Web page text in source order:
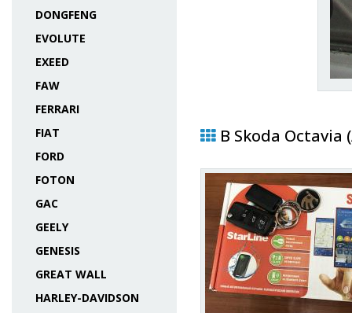
DONGFENG
EVOLUTE
EXEED
FAW
FERRARI
FIAT
FORD
FOTON
GAC
GEELY
GENESIS
GREAT WALL
HARLEY-DAVIDSON
В Skoda Octavia